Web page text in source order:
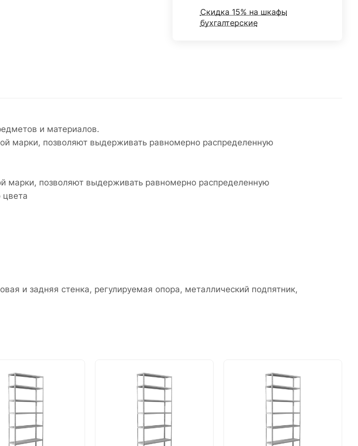
Скидка 15% на шкафы
бухгалтерские
и материалов.
марки, позволяют выдерживать равномерно распределенную
марки, позволяют выдерживать равномерно распределенную
цвета
и задняя стенка, регулируемая опора, металлический подпятник,